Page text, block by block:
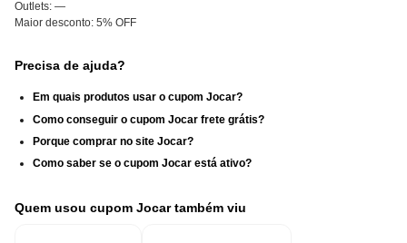
Outlets: —
Maior desconto: 5% OFF
Precisa de ajuda?
Em quais produtos usar o cupom Jocar?
Como conseguir o cupom Jocar frete grátis?
Porque comprar no site Jocar?
Como saber se o cupom Jocar está ativo?
Quem usou cupom Jocar também viu